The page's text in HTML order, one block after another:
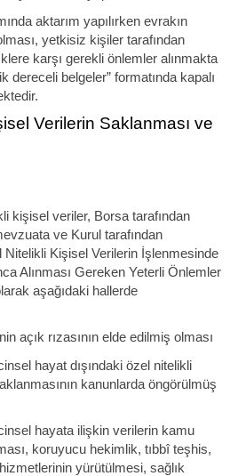
aktarım yapılırken evrakın
yetkisiz kişiler tarafından
karşı gerekli önlemler alınmakta
dereceli belgeler” formatında kapalı
Verilerin Saklanması ve
veriler, Borsa tarafından
ve Kurul tarafından
Nitelikli Kişisel Verilerin İşlenmesinde
Alınması Gereken Yeterli Önlemler
aşağıdaki hallerde
rızasının elde edilmiş olması
hayat dışındaki özel nitelikli
kanunlarda öngörülmüş
hayata ilişkin verilerin kamu
koruyucu hekimlik, tıbbî teşhis,
yürütülmesi, sağlık